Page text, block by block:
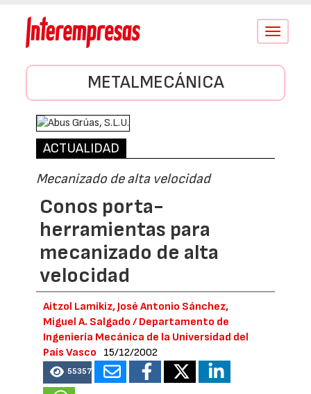
Conmutar
METALMECÁNICA
ACTUALIDAD
Mecanizado de alta velocidad
Conos porta-
herramientas para
mecanizado de alta
velocidad
Aitzol Lamikiz, José Antonio Sánchez,
Miguel A. Salgado / Departamento de
Ingeniería Mecánica de la Universidad del
País Vasco
15/12/2002
55357